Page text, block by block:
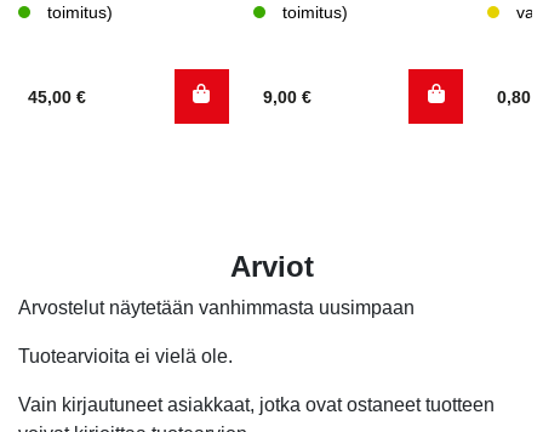
toimitus)
45,00 €
toimitus)
9,00 € 0,80
Arviot
Arvostelut näytetään vanhimmasta uusimpaan
Tuotearvioita ei vielä ole.
Vain kirjautuneet asiakkaat, jotka ovat ostaneet tuotteen